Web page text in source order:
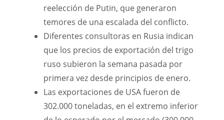
reelección de Putin, que generaron
temores de una escalada del conflicto.
Diferentes consultoras en Rusia indican
que los precios de exportación del trigo
ruso subieron la semana pasada por
primera vez desde principios de enero.
Las exportaciones de USA fueron de
302.000 toneladas, en el extremo inferior